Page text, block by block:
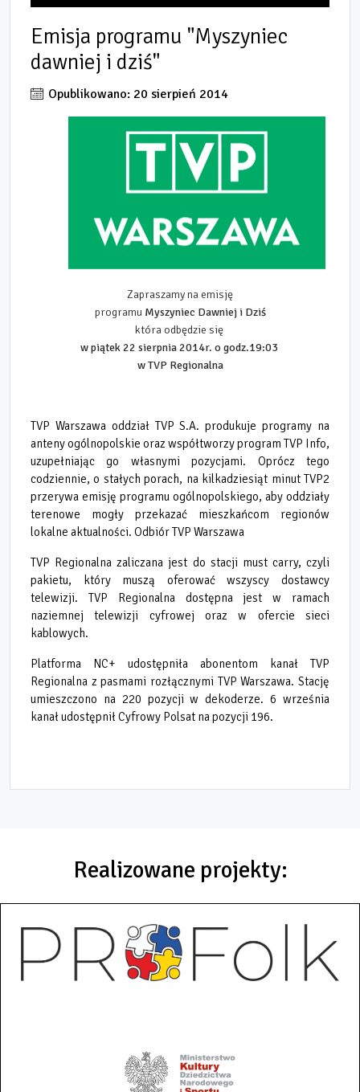
Emisja programu "Myszyniec
dawniej i dziś"
Opublikowano: 20 sierpień 2014
Zapraszamy na emisję
programu Myszyniec Dawniej i Dziś
która odbędzie się
w piątek 22 sierpnia 2014r. o godz.19:03
w TVP Regionalna
TVP Warszawa oddział TVP S.A. produkuje programy na
anteny ogólnopolskie oraz współtworzy program TVP Info,
uzupełniając go własnymi pozycjami. Oprócz tego
codziennie, o stałych porach, na kilkadziesiąt minut TVP2
przerywa emisję programu ogólnopolskiego, aby oddziały
terenowe mogły przekazać mieszkańcom regionów
lokalne aktualności. Odbiór TVP Warszawa
TVP Regionalna zaliczana jest do stacji must carry, czyli
pakietu, który muszą oferować wszyscy dostawcy
telewizji. TVP Regionalna dostępna jest w ramach
naziemnej telewizji cyfrowej oraz w ofercie sieci
kablowych.
Platforma NC+ udostępniła abonentom kanał TVP
Regionalna z pasmami rozłącznymi TVP Warszawa. Stację
umieszczono na 220 pozycji w dekoderze. 6 września
kanał udostępnił Cyfrowy Polsat na pozycji 196.
Realizowane projekty: